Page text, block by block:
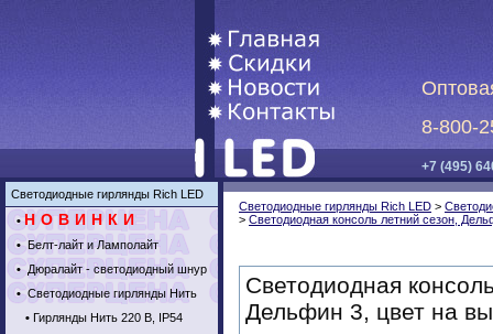
8-800-
+7 (495)
Светодиодные гирлянды Rich LED
•НОВИНКИ
•Белт-лайт и Ламполайт
•Дюралайт - светодиодный шнур
•Светодиодные гирлянды Нить
• Гирлянды Нить 220 В, IP54
Светодиодные гирлянды Rich LED >
> Светодиодная консоль летний сезон,
Светодиодная
Дельфин 3, цвет на